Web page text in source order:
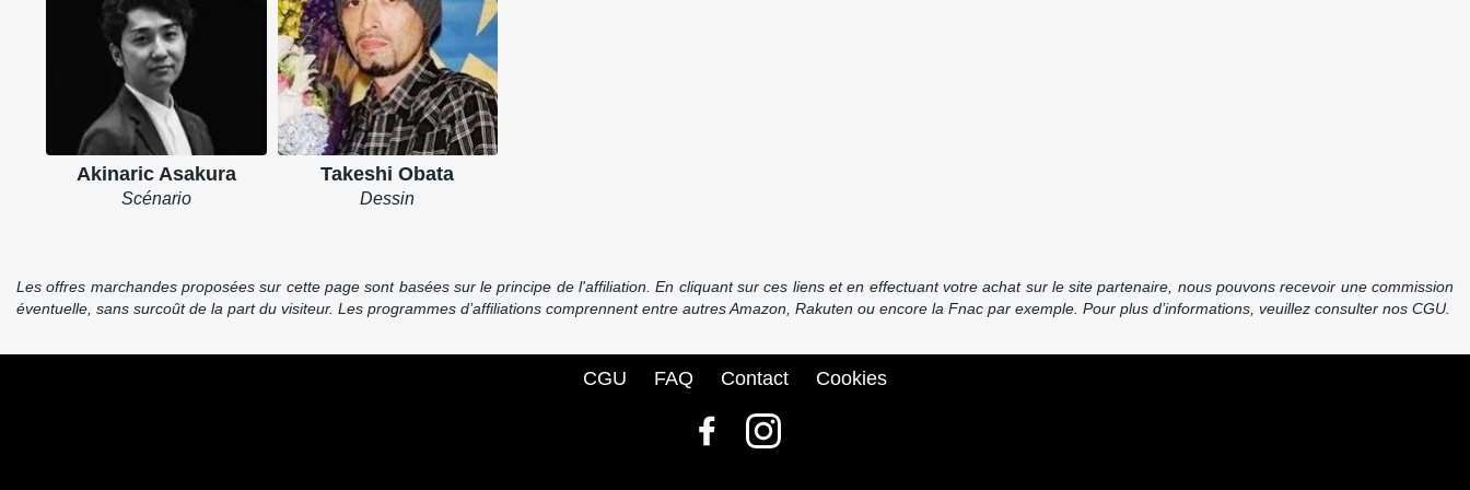
Akinaric Asakura
Scénario
Takeshi Obata
Dessin
Les offres marchandes proposées sur cette page sont basées sur le principe de l'affiliation. En cliquant sur ces liens et en effectuant votre achat sur le site partenaire, nous pouvons recevoir une commission
éventuelle, sans surcoût de la part du visiteur. Les programmes d’affiliations comprennent entre autres Amazon, Rakuten ou encore la Fnac par exemple. Pour plus d’informations, veuillez consulter nos CGU.
CGU FAQ Contact Cookies